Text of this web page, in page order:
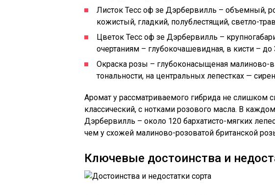
Листок Тесс оф зе Дэрбервилль – объемный,
кожистый, гладкий, полублестящий, светло-
Цветок Тесс оф зе Дэрбервилль –
очертаниям – глубокочашевидная, в кисти – до
Окраска розы – глубоконасыщеная малиново-
тональности, на центральных лепестках —
Аромат у рассматриваемого гибрида не слишком
классический, с нотками розового масла. В
Дэрбервилль – около 120 бархатисто-мягких
чем у схожей малиново-розоватой британской
Ключевые достоинства и